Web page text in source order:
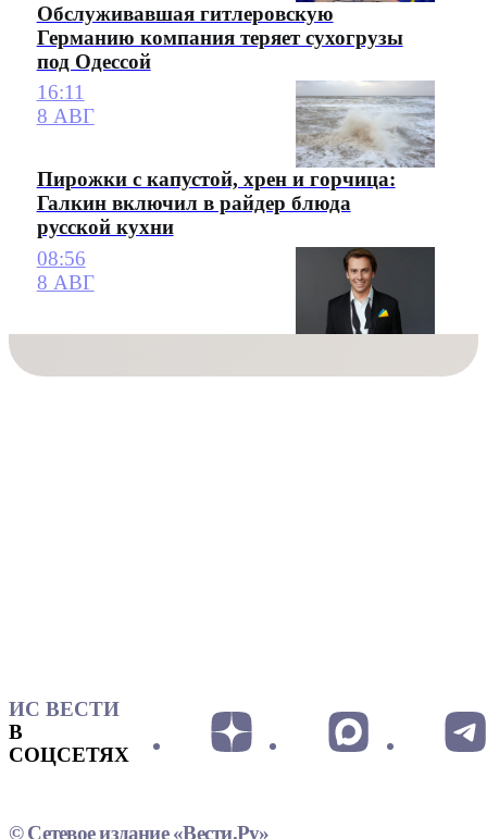
Обслуживавшая гитлеровскую
Германию компания теряет сухогрузы
под Одессой
16:11
8 АВГ
Пирожки с капустой, хрен и горчица:
Галкин включил в райдер блюда
русской кухни
08:56
8 АВГ
ИС ВЕСТИ
В
СОЦСЕТЯХ
© Сетевое издание «Вести.Ру»